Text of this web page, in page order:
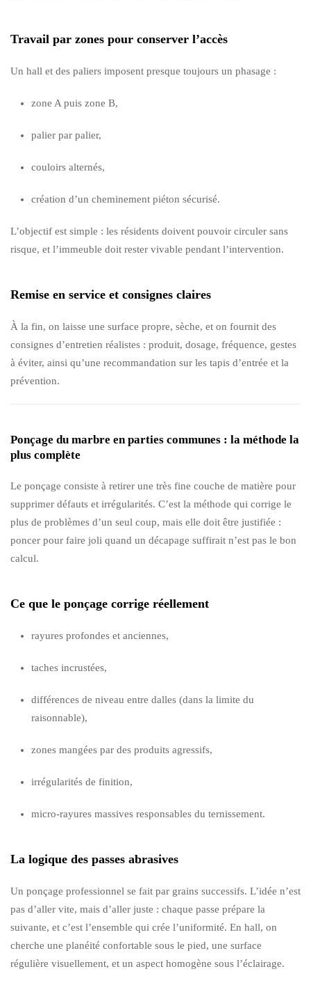
Travail par zones pour conserver l’accès
Un hall et des paliers imposent presque toujours un phasage :
zone A puis zone B,
palier par palier,
couloirs alternés,
création d’un cheminement piéton sécurisé.
L’objectif est simple : les résidents doivent pouvoir circuler sans
risque, et l’immeuble doit rester vivable pendant l’intervention.
Remise en service et consignes claires
À la fin, on laisse une surface propre, sèche, et on fournit des
consignes d’entretien réalistes : produit, dosage, fréquence, gestes
à éviter, ainsi qu’une recommandation sur les tapis d’entrée et la
prévention.
Ponçage du marbre en parties communes : la méthode la
plus complète
Le ponçage consiste à retirer une très fine couche de matière pour
supprimer défauts et irrégularités. C’est la méthode qui corrige le
plus de problèmes d’un seul coup, mais elle doit être justifiée :
poncer pour faire joli quand un décapage suffirait n’est pas le bon
calcul.
Ce que le ponçage corrige réellement
rayures profondes et anciennes,
taches incrustées,
différences de niveau entre dalles (dans la limite du
raisonnable),
zones mangées par des produits agressifs,
irrégularités de finition,
micro-rayures massives responsables du ternissement.
La logique des passes abrasives
Un ponçage professionnel se fait par grains successifs. L’idée n’est
pas d’aller vite, mais d’aller juste : chaque passe prépare la
suivante, et c’est l’ensemble qui crée l’uniformité. En hall, on
cherche une planéité confortable sous le pied, une surface
régulière visuellement, et un aspect homogène sous l’éclairage.